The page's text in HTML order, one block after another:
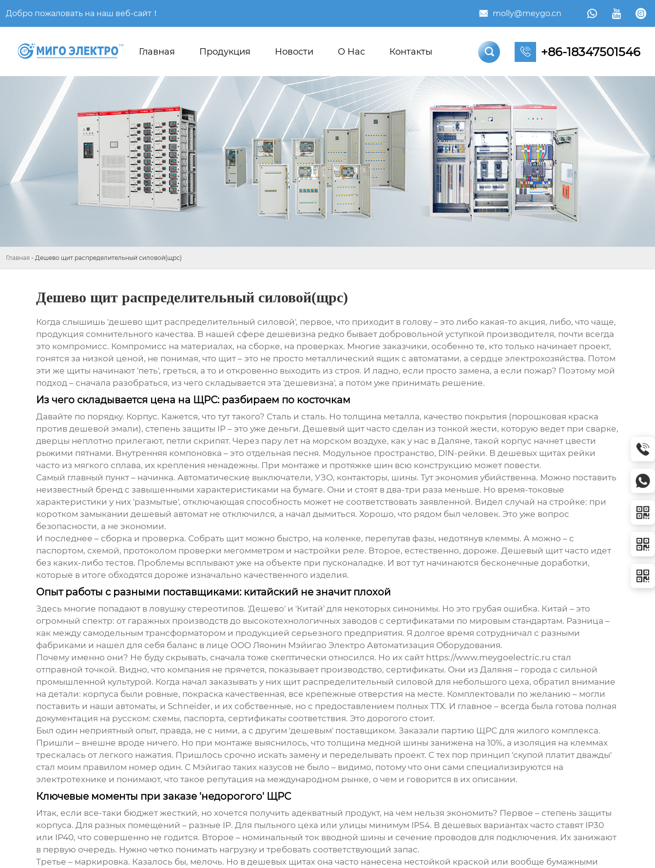
Добро пожаловать на наш веб-сайт！  molly@meygo.cn   
Главная Продукция Новости О Hас Контакты   +86-18347501546
Главная - Дешево щит распределительный силовой(щрс)
Дешево щит распределительный силовой(щрс)
Когда слышишь 'дешево щит распределительный силовой', первое, что приходит в голову – это либо какая-то акция, либо, что чаще,
продукция сомнительного качества. В нашей сфере дешевизна редко бывает добровольной уступкой производителя, почти всегда
это компромисс. Компромисс на материалах, на сборке, на проверках. Многие заказчики, особенно те, кто только начинает проект,
гонятся за низкой ценой, не понимая, что щит – это не просто металлический ящик с автоматами, а сердце электрохозяйства. Потом
эти же щиты начинают 'петь', греться, а то и откровенно выходить из строя. И ладно, если просто замена, а если пожар? Поэтому мой
подход – сначала разобраться, из чего складывается эта 'дешевизна', а потом уже принимать решение.
Из чего складывается цена на ЩРС: разбираем по косточкам
Давайте по порядку. Корпус. Кажется, что тут такого? Сталь и сталь. Но толщина металла, качество покрытия (порошковая краска
против дешевой эмали), степень защиты IP – это уже деньги. Дешевый щит часто сделан из тонкой жести, которую ведет при сварке,
дверцы неплотно прилегают, петли скрипят. Через пару лет на морском воздухе, как у нас в Даляне, такой корпус начнет цвести
рыжими пятнами. Внутренняя компоновка – это отдельная песня. Модульное пространство, DIN-рейки. В дешевых щитах рейки
часто из мягкого сплава, их крепления ненадежны. При монтаже и протяжке шин всю конструкцию может повести.
Самый главный пункт – начинка. Автоматические выключатели, УЗО, контакторы, шины. Тут экономия убийственна. Можно поставить
неизвестный бренд с завышенными характеристиками на бумаге. Они и стоят в два-три раза меньше. Но время-токовые
характеристики у них 'размытые', отключающая способность может не соответствовать заявленной. Видел случай на стройке: при
коротком замыкании дешевый автомат не отключился, а начал дымиться. Хорошо, что рядом был человек. Это уже вопрос
безопасности, а не экономии.
И последнее – сборка и проверка. Собрать щит можно быстро, на коленке, перепутав фазы, недотянув клеммы. А можно – с
паспортом, схемой, протоколом проверки мегомметром и настройки реле. Второе, естественно, дороже. Дешевый щит часто идет
без каких-либо тестов. Проблемы всплывают уже на объекте при пусконаладке. И вот тут начинаются бесконечные доработки,
которые в итоге обходятся дороже изначально качественного изделия.
Опыт работы с разными поставщиками: китайский не значит плохой
Здесь многие попадают в ловушку стереотипов. 'Дешево' и 'Китай' для некоторых синонимы. Но это грубая ошибка. Китай – это
огромный спектр: от гаражных производств до высокотехнологичных заводов с сертификатами по мировым стандартам. Разница –
как между самодельным трансформатором и продукцией серьезного предприятия. Я долгое время сотрудничал с разными
фабриками и нашел для себя баланс в лице ООО Ляонин Мэйигао Электро Автоматизация Оборудования.
Почему именно они? Не буду скрывать, сначала тоже скептически относился. Но их сайт https://www.meygoelectric.ru стал
отправной точкой. Видно, что компания не прячется, показывает производство, сертификаты. Они из Даляня – города с сильной
промышленной культурой. Когда начал заказывать у них щит распределительный силовой для небольшого цеха, обратил внимание
на детали: корпуса были ровные, покраска качественная, все крепежные отверстия на месте. Комплектовали по желанию – могли
поставить и наши автоматы, и Schneider, и их собственные, но с предоставлением полных ТТХ. И главное – всегда была готова полная
документация на русском: схемы, паспорта, сертификаты соответствия. Это дорогого стоит.
Был один неприятный опыт, правда, не с ними, а с другим 'дешевым' поставщиком. Заказали партию ЩРС для жилого комплекса.
Пришли – внешне вроде ничего. Но при монтаже выяснилось, что толщина медной шины занижена на 10%, а изоляция на клеммах
трескалась от легкого нажатия. Пришлось срочно искать замену и переделывать проект. С тех пор принцип 'скупой платит дважды'
стал моим правилом номер один. С Мэйигао таких казусов не было – видимо, потому что они сами специализируются на
электротехнике и понимают, что такое репутация на международном рынке, о чем и говорится в их описании.
Ключевые моменты при заказе 'недорогого' ЩРС
Итак, если все-таки бюджет жесткий, но хочется получить адекватный продукт, на чем нельзя экономить? Первое – степень защиты
корпуса. Для разных помещений – разные IP. Для пыльного цеха или улицы минимум IP54. В дешевых вариантах часто ставят IP30
или IP40, что совершенно не годится. Второе – номинальный ток вводной шины и сечение проводов для подключения. Их занижают
в первую очередь. Нужно четко понимать нагрузку и требовать соответствующий запас.
Третье – маркировка. Казалось бы, мелочь. Но в дешевых щитах она часто нанесена нестойкой краской или вообще бумажными